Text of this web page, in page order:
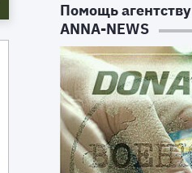
Помощь агентству
ANNA-NEWS